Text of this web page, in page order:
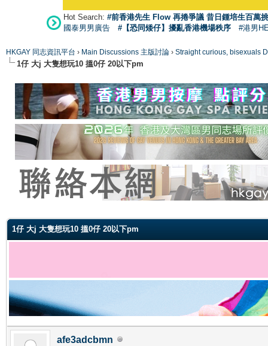
Hot Search: #前香港先生 Flow 再捲爭議 昔日鍾培生百萬
國泰男男廣告
#【恐同矮仔】擾亂香港機場秩序 #港男
HKGAY 同志資訊平台 › Main Discussions 主版討論 › Straight curious, bisexuals
1仔 大j 大隻想玩10 搵0仔 20以下pm
1仔 大j 大隻想玩10 搵0仔 20以下pm
afe3adcbmn